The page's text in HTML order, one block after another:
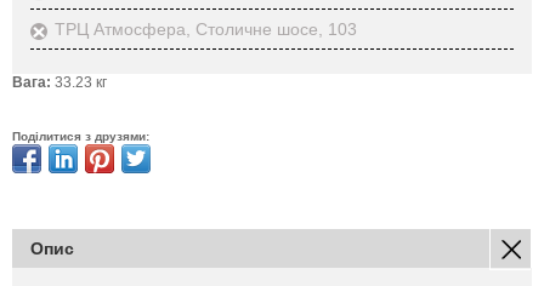
ТРЦ Атмосфера, Столичне шосе, 103
Вага: 33.23 кг
Поділитися з друзями:
Опис